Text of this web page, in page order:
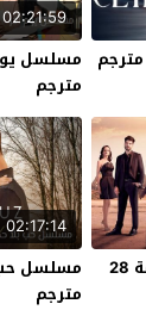
02:21:59
مترجم
مسلسل قلب اسود الحلقة 28
02:17:14
مترجم